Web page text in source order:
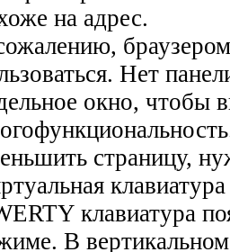
на адрес.
Нет
окно, чтобы
страницу,
клавиатура
В